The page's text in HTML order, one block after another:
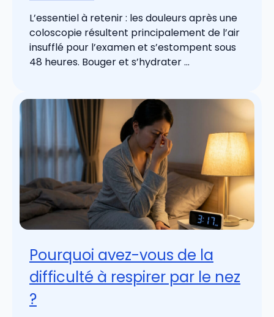
L’essentiel à retenir : les douleurs après une
coloscopie résultent principalement de l’air
insufflé pour l’examen et s’estompent sous
48 heures. Bouger et s’hydrater ...
Pourquoi avez-vous de la
difficulté à respirer par le nez
?